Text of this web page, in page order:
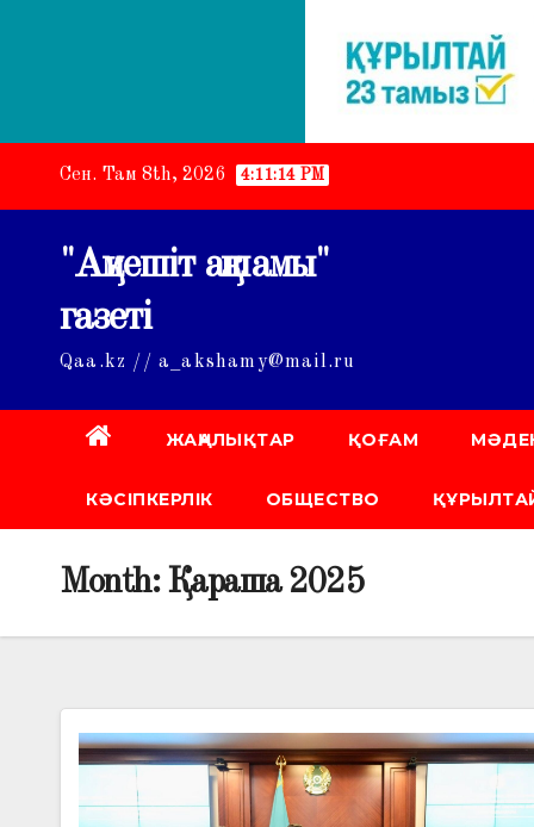
Сен. Там 8th, 2026 4:11:15 PM
"Ақмешіт ақшамы"
газеті
Qaa.kz // a_akshamy@mail.ru
ЖАҢАЛЫҚТАР ҚОҒАМ
КӘСІПКЕРЛІК ОБЩЕСТВО
Month: Қараша 2025